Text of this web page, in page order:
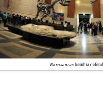
Barosaurushembra